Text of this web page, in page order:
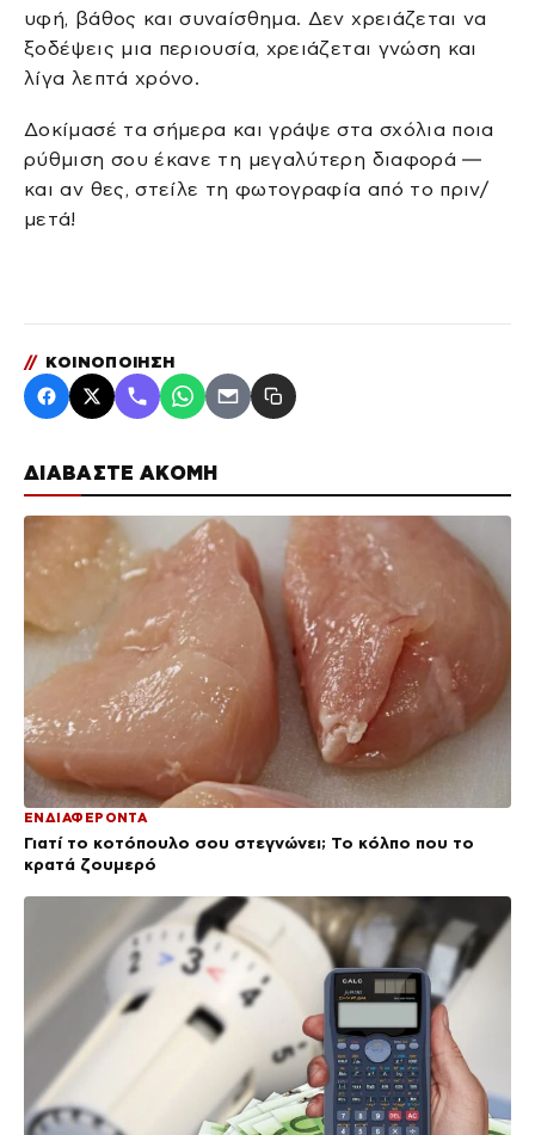
ΔΙΑΒΑΣΤΕ ΑΚΟΜΗ
ΕΝΔΙΑΦΕΡΟΝΤΑ
Γιατί το κοτόπουλο σου στεγνώνει; Το κόλπο που το
κρατά ζουμερό
υφή, βάθος και συναίσθημα. Δεν χρειάζεται να
ξοδέψεις μια περιουσία, χρειάζεται γνώση και
λίγα λεπτά χρόνο.
Δοκίμασέ τα σήμερα και γράψε στα σχόλια ποια
ρύθμιση σου έκανε τη μεγαλύτερη διαφορά —
και αν θες, στείλε τη φωτογραφία από το πριν/
μετά!
// ΚΟΙΝΟΠΟΙΗΣΗ